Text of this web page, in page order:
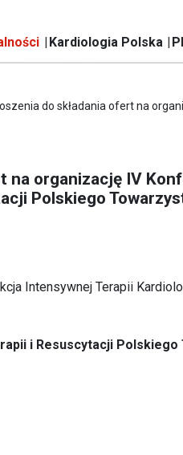
Kardiologia Polska
do składania ofert na
na organizację IV
Polskiego
Intensywnej Terapii
i Resuscytacji